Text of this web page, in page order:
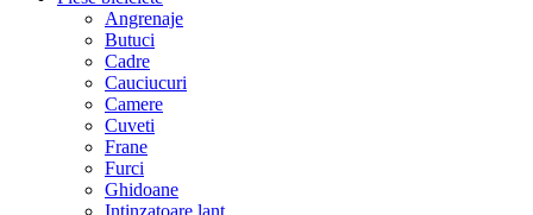
Angrenaje
Butuci
Cadre
Cauciucuri
Camere
Cuveti
Frane
Furci
Ghidoane